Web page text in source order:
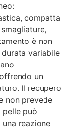
compatta
è non
variabile
un
Il recupero
non prevede
può
reazione